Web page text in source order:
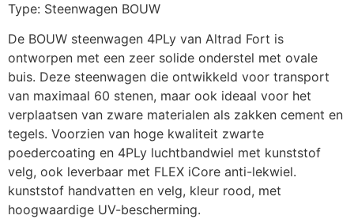
Type: Steenwagen BOUW
De BOUW steenwagen 4PLy van Altrad Fort is
ontworpen met een zeer solide onderstel met ovale
buis. Deze steenwagen die ontwikkeld voor transport
van maximaal 60 stenen, maar ook ideaal voor het
verplaatsen van zware materialen als zakken cement en
tegels. Voorzien van hoge kwaliteit zwarte
poedercoating en 4PLy luchtbandwiel met kunststof
velg, ook leverbaar met FLEX iCore anti-lekwiel.
kunststof handvatten en velg, kleur rood, met
hoogwaardige UV-bescherming.